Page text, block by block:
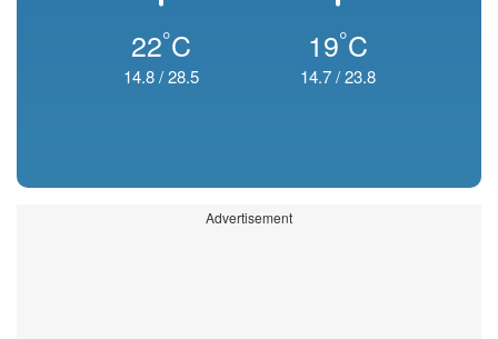
22°C
14.8/28.5
19°C
14.7/23.8
Advertisement